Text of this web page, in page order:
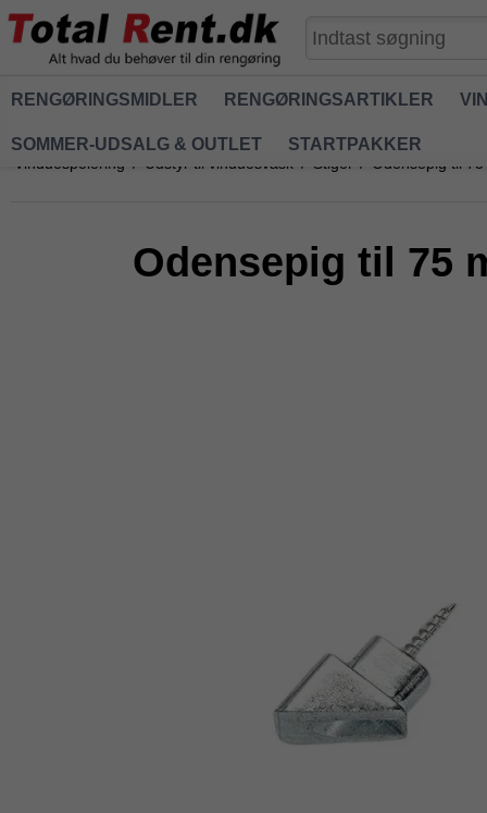
RENGØRINGSMIDLER RENGØRINGSARTIKLER
SOMMER-UDSALG & OUTLET STARTPAKKER
Vinduespolering / Udstyr til vinduesvask / Stiger / Odensepig til
Odensepig til 75